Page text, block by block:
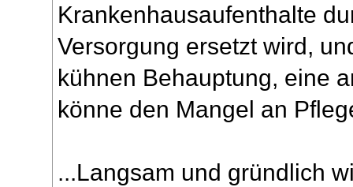
Krankenhausaufenthalte
Versorgung ersetzt wird,
kühnen Behauptung, eine
könne den Mangel an
...Langsam und gründlich